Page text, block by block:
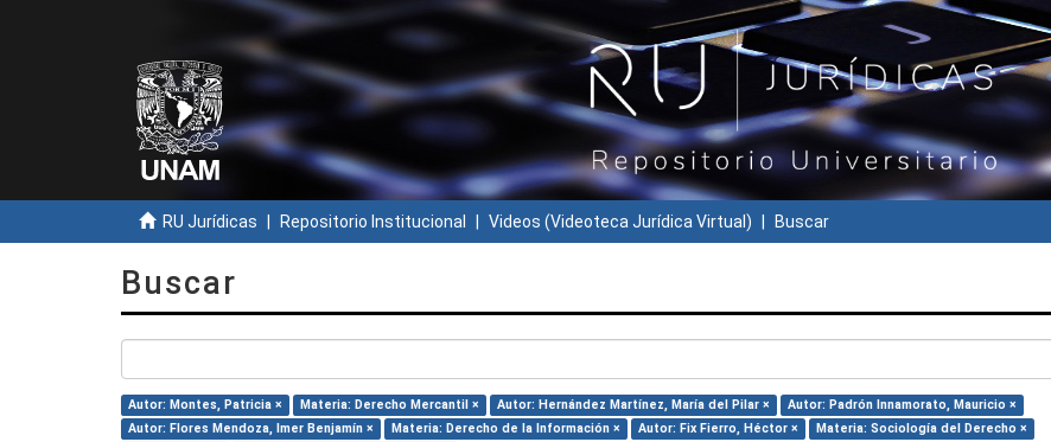
RU Jurídicas Repositorio Institucional Videos (Videoteca Jurídica Virtual) Buscar
Buscar
Autor: Montes, Patricia × Materia: Derecho Mercantil × Autor: Hernández Martínez, María del Pilar ×
Autor: Padrón Innamorato, Mauricio ×
Autor: Flores Mendoza, Imer Benjamín ×
Materia: Derecho de la Información × Autor: Fix Fierro, Héctor ×
Materia: Sociología del Derecho ×